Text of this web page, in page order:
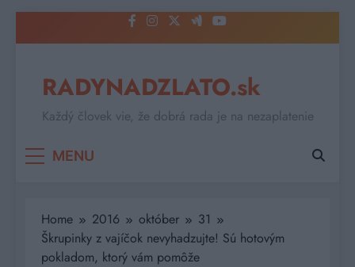
to
RADYNADZLATO.sk
Každý človek vie, že dobrá rada je na nezaplatenie
MENU
Home 2016 október
31
Škrupinky z vajíčok nevyhadzujte! Sú hotovým
pokladom, ktorý vám pomôže